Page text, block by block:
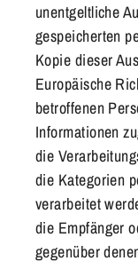
unentgeltliche
gespeicherten
Kopie dieser
Europäische
betroffenen
Informationen
die
die Kategorien
verarbeitet
die Empfänger
gegenüber